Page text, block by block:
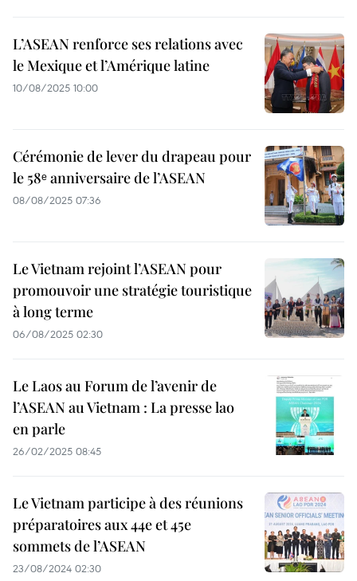
L’ASEAN renforce ses relations avec
le Mexique et l’Amérique latine
10/08/2025 10:00
Cérémonie de lever du drapeau pour
le 58ᵉ anniversaire de l’ASEAN
08/08/2025 07:36
Le Vietnam rejoint l’ASEAN pour
promouvoir une stratégie touristique
à long terme
06/08/2025 02:30
Le Laos au Forum de l’avenir de
l’ASEAN au Vietnam : La presse lao
en parle
26/02/2025 08:45
Le Vietnam participe à des réunions
préparatoires aux 44e et 45e
sommets de l’ASEAN
23/08/2024 02:30